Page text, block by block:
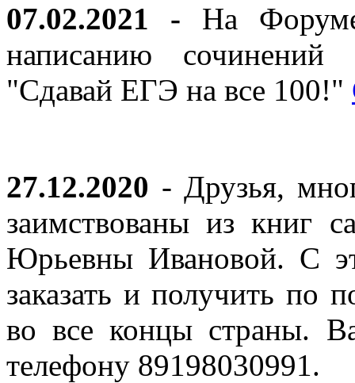
07.02.2021 - На
написанию
"Сдавай ЕГЭ на все 100!"
27.12.2020 - Друзья,
заимствованы из книг
Юрьевны Ивановой. С
заказать и получить по
во все концы страны.
телефону 89198030991.